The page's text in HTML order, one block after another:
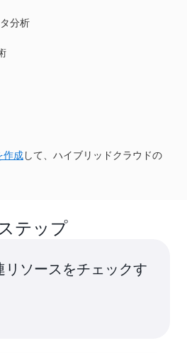
分析
作成して、ハイブリッドクラウドの
テップ
リソースをチェックす